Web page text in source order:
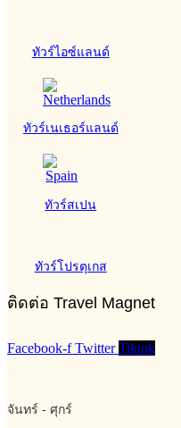
ทัวร์ไอซ์แลนด์
ทัวร์เนเธอร์แลนด์
ทัวร์สเปน
ทัวร์โปรตุเกส
ติดต่อ Travel Magnet
Facebook-f Twitter Tiktok
จันทร์ - ศุกร์